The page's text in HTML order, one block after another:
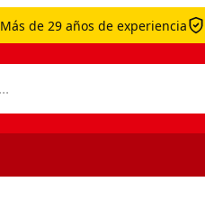
Más de 29 años de experiencia